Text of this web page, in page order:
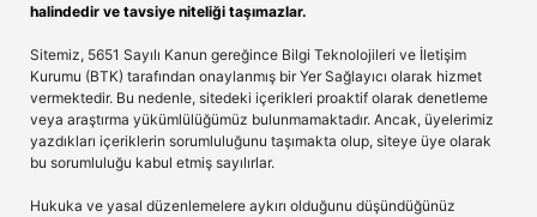
halindedir ve tavsiye niteliği taşımazlar.
Sitemiz, 5651 Sayılı Kanun gereğince Bilgi Teknolojileri ve İletişim
Kurumu (BTK) tarafından onaylanmış bir Yer Sağlayıcı olarak hizmet
vermektedir. Bu nedenle, sitedeki içerikleri proaktif olarak denetleme
veya araştırma yükümlülüğümüz bulunmamaktadır. Ancak, üyelerimiz
yazdıkları içeriklerin sorumluluğunu taşımakta olup, siteye üye olarak
bu sorumluluğu kabul etmiş sayılırlar.
Hukuka ve yasal düzenlemelere aykırı olduğunu düşündüğünüz